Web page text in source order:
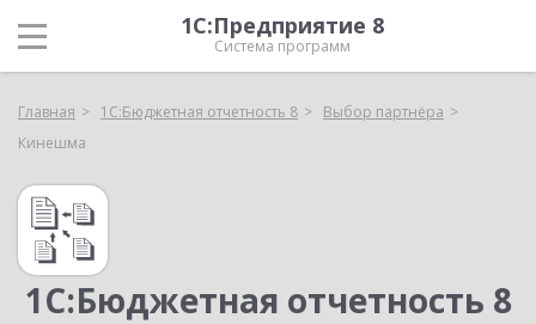
1С:Предприятие 8
Система программ
Главная 1С:Бюджетная отчетность 8
Выбор партнёра
Кинешма
1С:Бюджетная отчетность 8